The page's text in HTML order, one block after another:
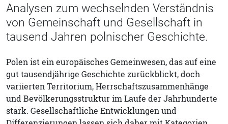
Analysen zum wechselnden Verständnis
von Gemeinschaft und Gesellschaft in
tausend Jahren polnischer Geschichte.
Polen ist ein europäisches Gemeinwesen, das auf eine
gut tausendjährige Geschichte zurückblickt, doch
variierten Territorium, Herrschaftszusammenhänge
und Bevölkerungsstruktur im Laufe der Jahrhunderte
stark. Gesellschaftliche Entwicklungen und